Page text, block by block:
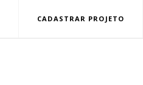
CADASTRAR PROJETO